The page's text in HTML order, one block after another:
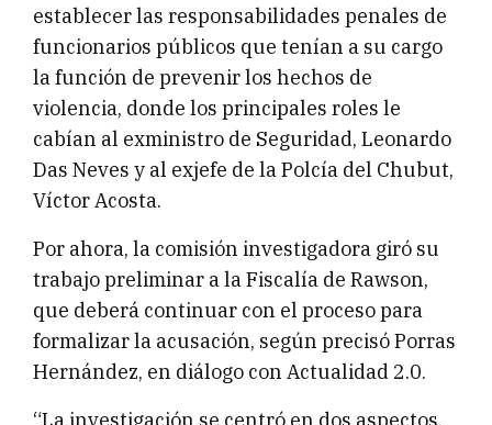
establecer las responsabilidades penales de
funcionarios públicos que tenían a su cargo
la función de prevenir los hechos de
violencia, donde los principales roles le
cabían al exministro de Seguridad, Leonardo
Das Neves y al exjefe de la Polcía del Chubut,
Víctor Acosta.
Por ahora, la comisión investigadora giró su
trabajo preliminar a la Fiscalía de Rawson,
que deberá continuar con el proceso para
formalizar la acusación, según precisó Porras
Hernández, en diálogo con Actualidad 2.0.